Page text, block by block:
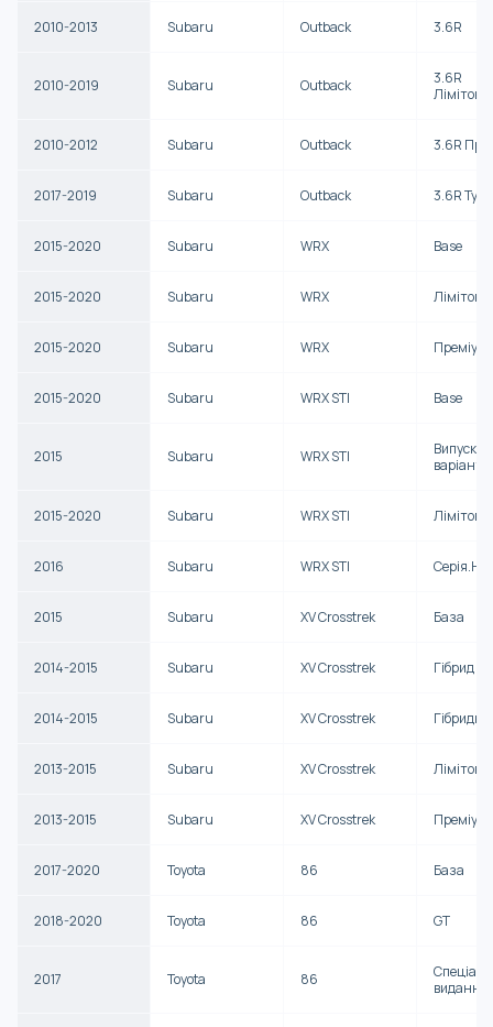
2010-2013 Subaru Outback 3.6R
2010-2019 Subaru Outback
3.6R
2010-2012 Subaru Outback 3.6R
2017-2019 Subaru Outback 3.6R
2015-2020 Subaru WRX Base
2015-2020 Subaru WRX
2015-2020 Subaru WRX Преміум
2015-2020 Subaru WRX STI Base
2015 Subaru WRX STI
варіант
2015-2020 Subaru WRX STI
2016 Subaru WRX STI
2015 Subaru XV Crosstrek База
2014-2015 Subaru XV Crosstrek Гібрид
2014-2015 Subaru XV Crosstrek
2013-2015 Subaru XV Crosstrek
2013-2015 Subaru XV Crosstrek Преміум
2017-2020 Toyota 86 База
2018-2020 Toyota 86 GT
2017 Toyota 86
видання